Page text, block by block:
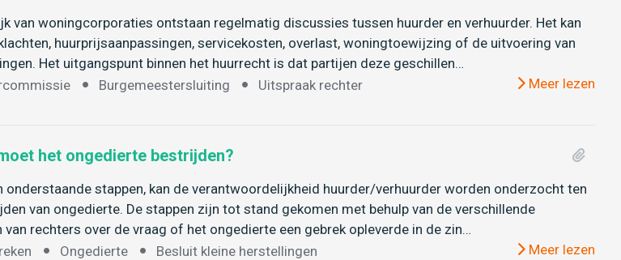
van woningcorporaties ontstaan regelmatig discussies tussen huurder en verhuurder. Het kan
huurprijsaanpassingen, servicekosten, overlast, woningtoewijzing of de uitvoering van
Het uitgangspunt binnen het huurrecht is dat partijen deze geschillen…
Burgemeestersluiting Uitspraak rechter Meer lezen
het ongedierte bestrijden?
onderstaande stappen, kan de verantwoordelijkheid huurder/verhuurder worden onderzocht ten
van ongedierte. De stappen zijn tot stand gekomen met behulp van de verschillende
van rechters over de vraag of het ongedierte een gebrek opleverde in de zin…
Ongedierte Besluit kleine herstellingen Meer lezen